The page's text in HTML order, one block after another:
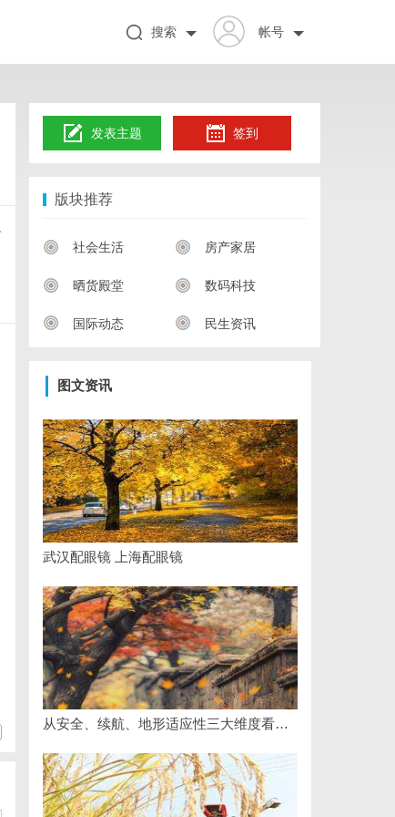
帐号
搜索
发表主题 签到
版块推荐
社会生活 房产家居
晒货殿堂 数码科技
国际动态 民生资讯
图文资讯
武汉配眼镜 上海配眼镜
从安全、续航、地形适应性三大维度看国产多功能电动轮椅进化